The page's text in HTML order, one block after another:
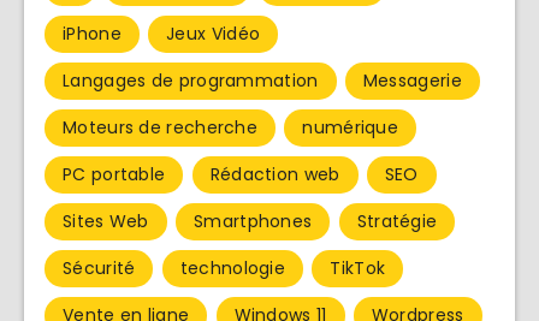
iPhone
Jeux Vidéo
Langages de programmation
Messagerie
Moteurs de recherche
numérique
PC portable
Rédaction web
SEO
Sites Web
Smartphones
Stratégie
Sécurité
technologie
TikTok
Vente en ligne
Windows 11 Wordpress